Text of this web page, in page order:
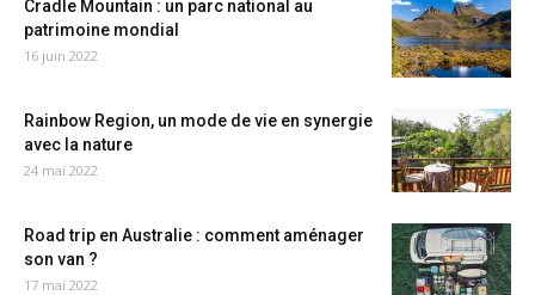
Cradle Mountain : un parc national au
patrimoine mondial
16 juin 2022
Rainbow Region, un mode de vie en synergie
avec la nature
24 mai 2022
Road trip en Australie : comment aménager
son van ?
17 mai 2022